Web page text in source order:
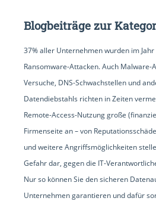
Blogbeiträge zur
37% aller Unternehmen wurden im
Ransomware-Attacken. Auch Malware-
Versuche, DNS-Schwachstellen und
Datendiebstahls richten in Zeiten
Remote-Access-Nutzung große
Firmenseite an – von
und weitere Angriffsmöglichkeiten
Gefahr dar, gegen die IT-
Nur so können Sie den sicheren
Unternehmen garantieren und dafür